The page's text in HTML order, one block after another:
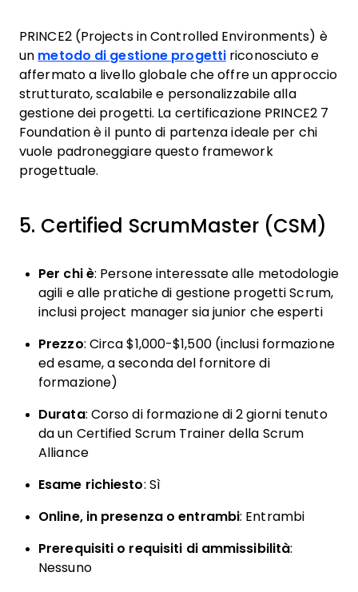
PRINCE2 (Projects in Controlled Environments) è
un metodo di gestione progetti riconosciuto e
affermato a livello globale che offre un approccio
strutturato, scalabile e personalizzabile alla
gestione dei progetti. La certificazione PRINCE2 7
Foundation è il punto di partenza ideale per chi
vuole padroneggiare questo framework
progettuale.
5. Certified ScrumMaster (CSM)
Per chi è: Persone interessate alle metodologie
agili e alle pratiche di gestione progetti Scrum,
inclusi project manager sia junior che esperti
Prezzo: Circa $1,000-$1,500 (inclusi formazione
ed esame, a seconda del fornitore di
formazione)
Durata: Corso di formazione di 2 giorni tenuto
da un Certified Scrum Trainer della Scrum
Alliance
Esame richiesto: Sì
Online, in presenza o entrambi: Entrambi
Prerequisiti o requisiti di ammissibilità:
Nessuno